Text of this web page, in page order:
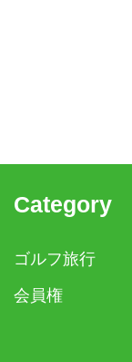
Category
ゴルフ旅行
会員権